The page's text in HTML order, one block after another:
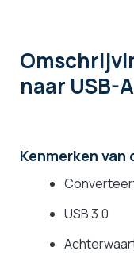
naar USB-
Kenmerken
USB 3.0